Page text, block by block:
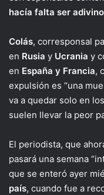
hacía falta ser adivino
Colás, corresponsal
en Rusia y Ucrania y
en España y Francia,
expulsión es “una
va a quedar solo en
suelen llevar la peor
El periodista, que
pasará una semana
que se enteró ayer
país, cuando fue a